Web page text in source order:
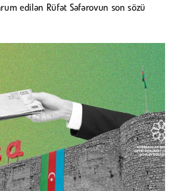
edilən Rüfət Səfərovun son sözü